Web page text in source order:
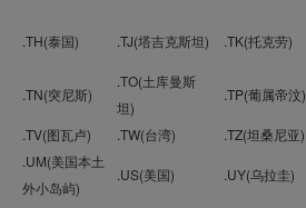
.TH(泰国) .TJ(塔吉克斯坦) .TK(托克劳)
.TN(突尼斯)
.TO(土库曼斯
坦)
.TP(葡属帝汶)
.TV(图瓦卢)
.TW(台湾) .TZ(坦桑尼亚)
.UM(美国本土
外小岛屿)
.US(美国) .UY(乌拉圭)